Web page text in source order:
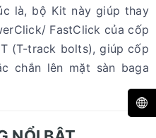
là, bộ Kit này giúp thay
FastClick của cốp
(T-track bolts), giúp cốp
chắn lên mặt sàn baga